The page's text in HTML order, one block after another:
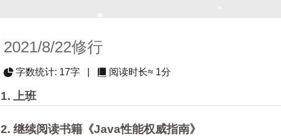
2021/8/22修行
字数统计: 17字 阅读时长≈ 1分
1. 上班
2. 继续阅读书籍《Java性能权威指南》